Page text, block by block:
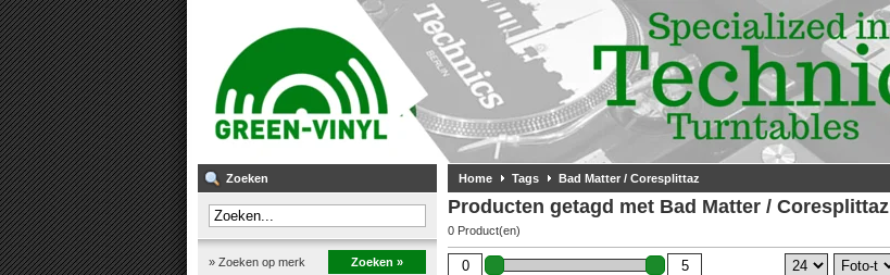
Zoeken
» Zoeken op merk Zoeken »
Home Tags Bad Matter / Coresplittaz
Producten getagd met Bad Matter / Coresplittaz
0 Product(en)